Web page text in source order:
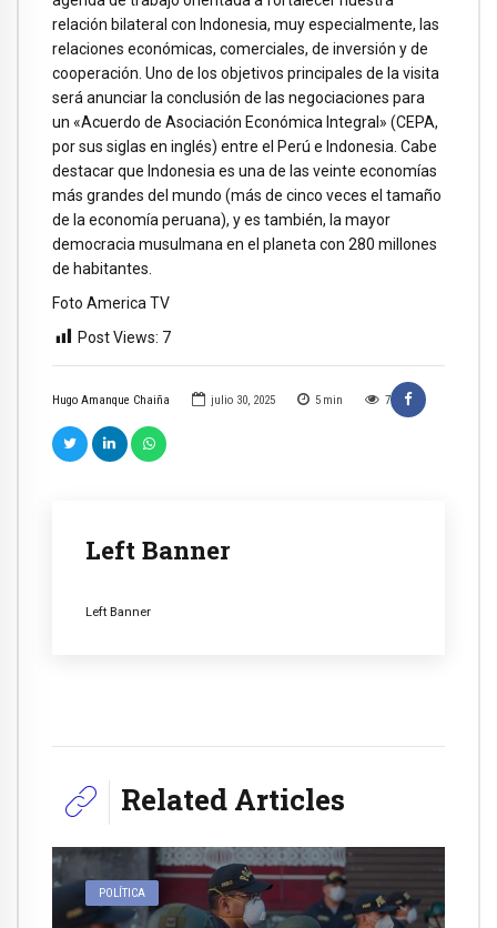
Hugo Amanque Chaiña julio 30, 2025 5 min 7
Left Banner
Left Banner
relación bilateral con Indonesia, muy especialmente, las
relaciones económicas, comerciales, de inversión y de
cooperación. Uno de los objetivos principales de la visita
será anunciar la conclusión de las negociaciones para
un «Acuerdo de Asociación Económica Integral» (CEPA,
por sus siglas en inglés) entre el Perú e Indonesia. Cabe
destacar que Indonesia es una de las veinte economías
más grandes del mundo (más de cinco veces el tamaño
de la economía peruana), y es también, la mayor
democracia musulmana en el planeta con 280 millones
de habitantes.
Foto America TV
Post Views: 7
Related Articles
POLÍTICA